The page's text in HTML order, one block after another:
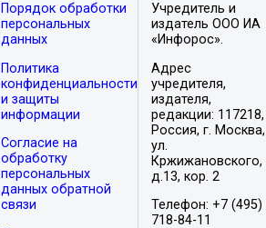
Порядок обработки
персональных
данных
Политика
конфиденциальности
и защиты
информации
Согласие на
обработку
персональных
данных обратной
связи
Учредитель и
издатель ООО ИА
«Инфорос».
Адрес
учредителя,
издателя,
редакции: 117218,
Россия, г. Москва,
ул.
Кржижановского,
д.13, кор. 2
Телефон: +7 (495)
718-84-11